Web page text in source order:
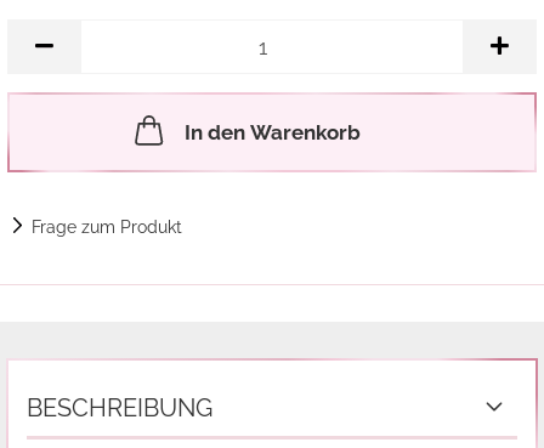
Merkzettel
In den Warenkorb
Frage zum Produkt
BESCHREIBUNG